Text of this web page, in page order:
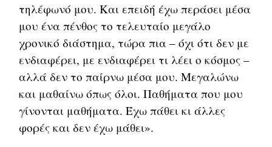
τηλέφωνό μου. Και επειδή έχω περάσει μέσα
μου ένα πένθος το τελευταίο μεγάλο
χρονικό διάστημα, τώρα πια – όχι ότι δεν με
ενδιαφέρει, με ενδιαφέρει τι λέει ο κόσμος –
αλλά δεν το παίρνω μέσα μου. Μεγαλώνω
και μαθαίνω όπως όλοι. Παθήματα που μου
γίνονται μαθήματα. Έχω πάθει κι άλλες
φορές και δεν έχω μάθει».